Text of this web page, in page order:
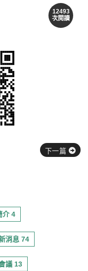
12493
次閱讀
下一篇
介 4
消息 74
議 13